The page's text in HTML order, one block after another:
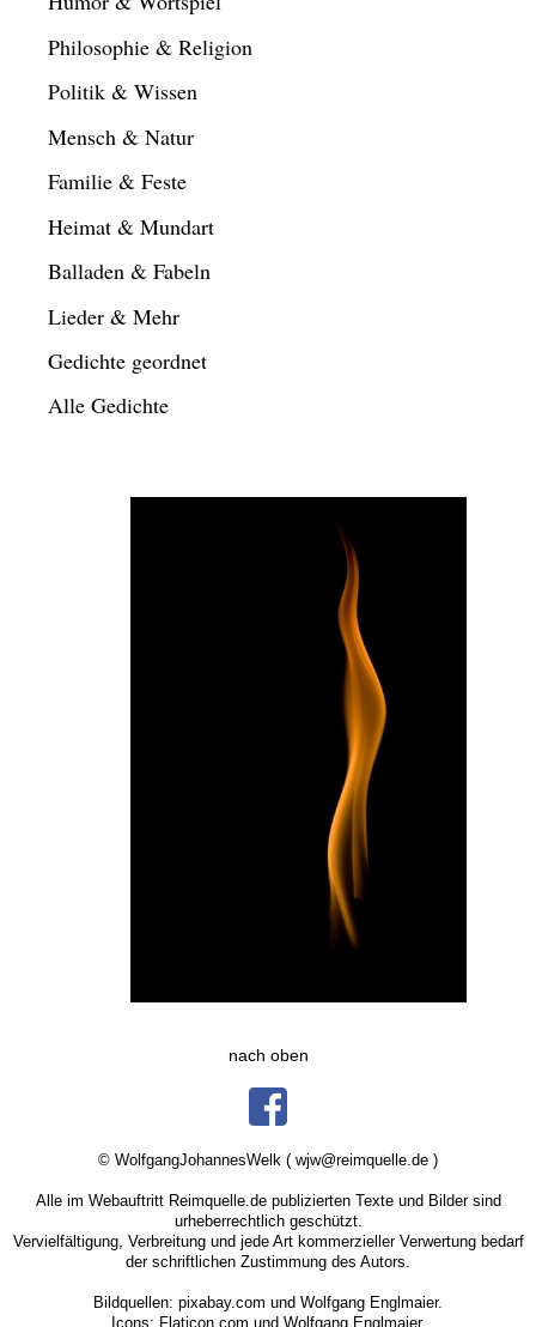
Philosophie & Religion
Politik & Wissen
Mensch & Natur
Familie & Feste
Heimat & Mundart
Balladen & Fabeln
Lieder & Mehr
Gedichte geordnet
Alle Gedichte
nach oben
© WolfgangJohannesWelk ( wjw@reimquelle.de )
Alle im Webauftritt Reimquelle.depublizierten Texte und Bilder sind
urheberrechtlich geschützt.
Vervielfältigung, Verbreitung und jede Art kommerzieller Verwertung bedarf
der schriftlichen Zustimmung des Autors.
Bildquellen: pixabay.com und Wolfgang Englmaier.
Icons: Flaticon.com und Wolfgang Englmaier.